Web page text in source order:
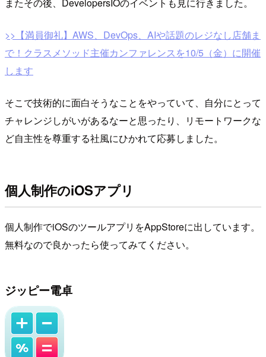
>>【満員御礼】AWS、DevOps、AIや話題のレジなし店舗ま
で！クラスメソッド主催カンファレンスを10/5（金）に開催
します
そこで技術的に面白そうなことをやっていて、自分にとって
チャレンジしがいがあるなーと思ったり、リモートワークな
ど自主性を尊重する社風にひかれて応募しました。
個人制作のiOSアプリ
個人制作でiOSのツールアプリをAppStoreに出しています。
無料なので良かったら使ってみてください。
ジッピー電卓